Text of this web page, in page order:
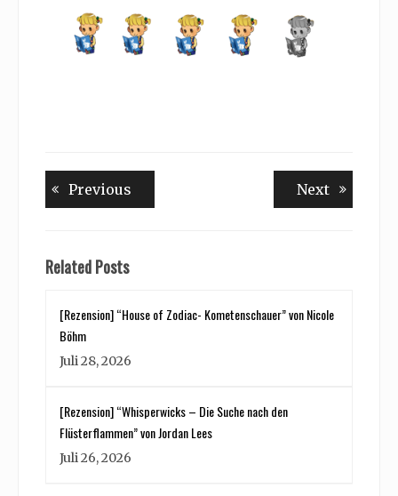
Beitragsnavigation
Previous NextNext
Related Posts
[Rezension] “House of Zodiac- Kometenschauer” von Nicole
Böhm
Juli 28, 2026
[Rezension] “Whisperwicks – Die Suche nach den
Flüsterflammen” von Jordan Lees
Juli 26, 2026